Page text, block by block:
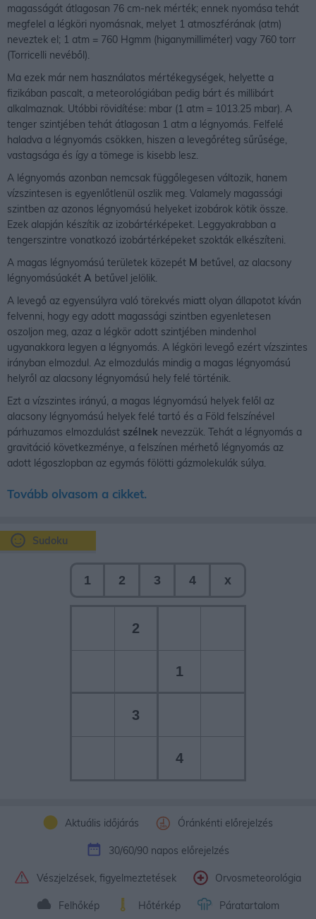
Aktuális időjárás Óránkénti előrejelzés
30/60/90 napos előrejelzés
Vészjelzések, figyelmeztetések Orvosmeteorológia
Felhőkép Hőtérkép Páratartalom
Sudoku
1 2 3 4 x
2
1
3
4
magasságát átlagosan 76 cm-nek mérték; ennek nyomása tehát
megfelel a légköri nyomásnak, melyet 1 atmoszférának (atm)
neveztek el; 1 atm = 760 Hgmm (higanymilliméter) vagy 760 torr
(Torricelli nevéből).
Ma ezek már nem használatos mértékegységek, helyette a
fizikában pascalt, a meteorológiában pedig bárt és millibárt
alkalmaznak. Utóbbi rövidítése: mbar (1 atm = 1013.25 mbar). A
tenger szintjében tehát átlagosan 1 atm a légnyomás. Felfelé
haladva a légnyomás csökken, hiszen a levegőréteg sűrűsége,
vastagsága és így a tömege is kisebb lesz.
A légnyomás azonban nemcsak függőlegesen változik, hanem
vízszintesen is egyenlőtlenül oszlik meg. Valamely magassági
szintben az azonos légnyomású helyeket izobárok kötik össze.
Ezek alapján készítik az izobártérképeket. Leggyakrabban a
tengerszintre vonatkozó izobártérképeket szokták elkészíteni.
A magas légnyomású területek közepét M betűvel, az alacsony
légnyomásúakét A betűvel jelölik.
A levegő az egyensúlyra való törekvés miatt olyan állapotot kíván
felvenni, hogy egy adott magassági szintben egyenletesen
oszoljon meg, azaz a légkör adott szintjében mindenhol
ugyanakkora legyen a légnyomás. A légköri levegő ezért vízszintes
irányban elmozdul. Az elmozdulás mindig a magas légnyomású
helyről az alacsony légnyomású hely felé történik.
Ezt a vízszintes irányú, a magas légnyomású helyek felől az
alacsony légnyomású helyek felé tartó és a Föld felszínével
párhuzamos elmozdulást szélnek nevezzük. Tehát a légnyomás a
gravitáció következménye, a felszínen mérhető légnyomás az
adott légoszlopban az egymás fölötti gázmolekulák súlya.
Tovább olvasom a cikket.